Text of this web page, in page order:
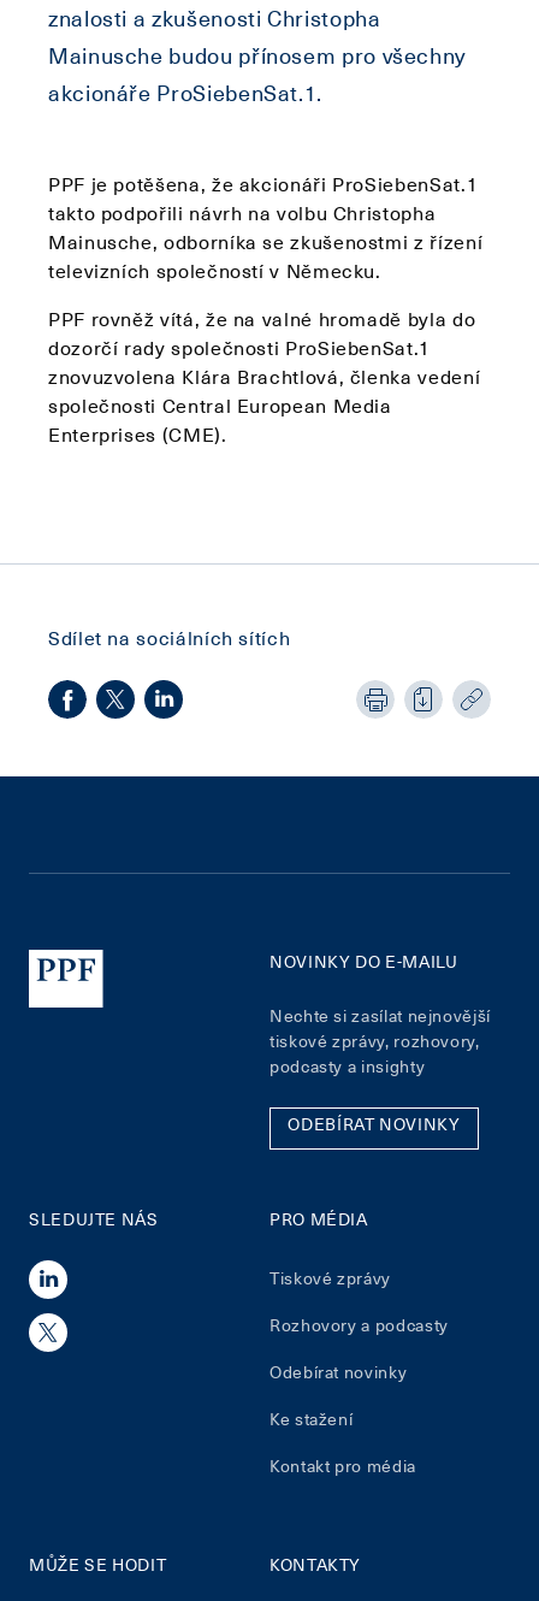
znalosti a zkušenosti Christopha
Mainusche budou přínosem pro všechny
akcionáře ProSiebenSat.1.
PPF je potěšena, že akcionáři ProSiebenSat.1
takto podpořili návrh na volbu Christopha
Mainusche, odborníka se zkušenostmi z řízení
televizních společností v Německu.
PPF rovněž vítá, že na valné hromadě byla do
dozorčí rady společnosti ProSiebenSat.1
znovuzvolena Klára Brachtlová, členka vedení
společnosti Central European Media
Enterprises (CME).
Sdílet na sociálních sítích
NOVINKY DO E-MAILU
Nechte si zasílat nejnovější
tiskové zprávy, rozhovory,
podcasty a insighty
ODEBÍRAT NOVINKY
SLEDUJTE NÁS PRO MÉDIA
Tiskové zprávy
Rozhovory a podcasty
Odebírat novinky
Ke stažení
Kontakt pro média
MŮŽE SE HODIT KONTAKTY